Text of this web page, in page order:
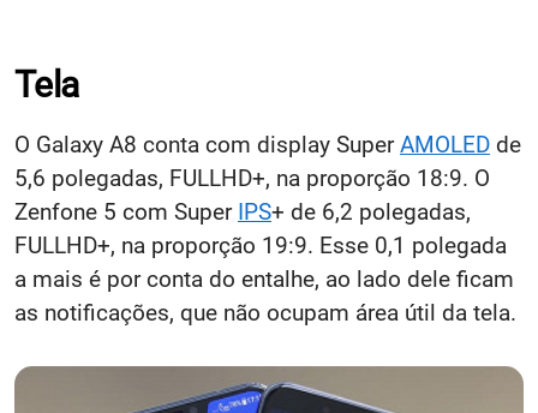
Tela
O Galaxy A8 conta com display SuperAMOLED de
5,6 polegadas, FULLHD+, na proporção 18:9. O
Zenfone 5 com Super IPS+ de 6,2 polegadas,
FULLHD+, na proporção 19:9. Esse 0,1 polegada
a mais é por conta do entalhe, ao lado dele ficam
as notificações, que não ocupam área útil da tela.